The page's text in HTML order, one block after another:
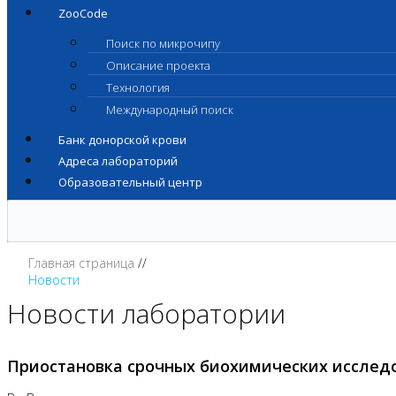
ZooCode
Поиск по микрочипу
Описание проекта
Технология
Международный поиск
Банк донорской крови
Адреса лабораторий
Образовательный центр
Главная страница
Новости
Новости лаборатории
Приостановка срочных биохимических